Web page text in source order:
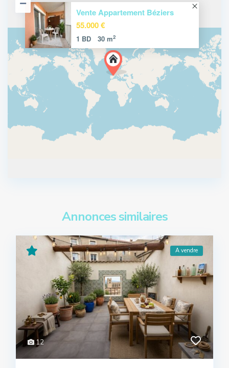
Vente Appartement Béziers
55.000 €
1 BD 30 m2
Annonces similaires
12
A vendre